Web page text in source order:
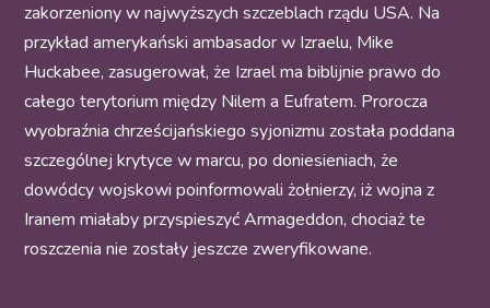
zakorzeniony w najwyższych szczeblach rządu USA. Na
przykład amerykański ambasador w Izraelu, Mike
Huckabee, zasugerował, że Izrael ma biblijnie prawo do
całego terytorium między Nilem a Eufratem. Prorocza
wyobraźnia chrześcijańskiego syjonizmu została poddana
szczególnej krytyce w marcu, po doniesieniach, że
dowódcy wojskowi poinformowali żołnierzy, iż wojna z
Iranem miałaby przyspieszyć Armageddon, chociaż te
roszczenia nie zostały jeszcze zweryfikowane.